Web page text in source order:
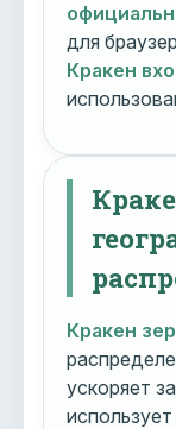
для
Кракен
Кракен
ускоряет